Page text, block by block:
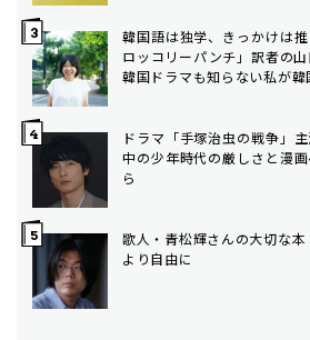
韓国語は独学、きっかけは
ロッコリーパンチ」訳者の
韓国ドラマも知らない私が
ドラマ「手塚治虫の戦争」
中の少年時代の厳しさと漫
ら
歌人・青松輝さんの大切な
より自由に